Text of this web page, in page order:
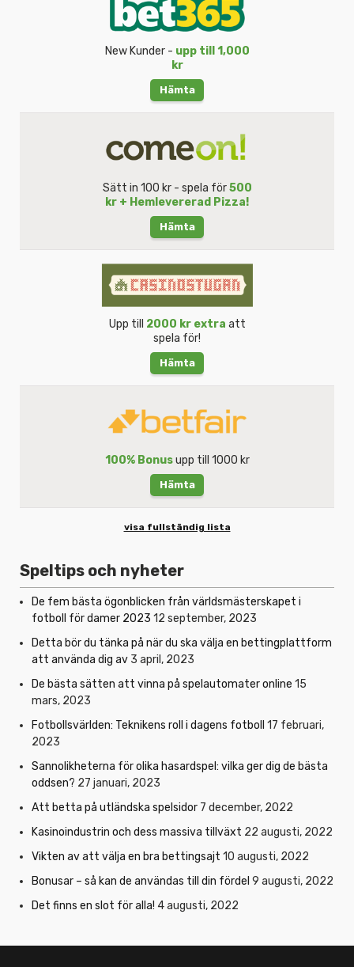
New Kunder - upp till 1,000
kr
Hämta
Sätt in 100 kr - spela för500
kr + Hemlevererad Pizza!
Hämta
Upp till 2000 kr extra att
spela för!
Hämta
100% Bonusupp till 1000 kr
Hämta
visa fullständig lista
Speltips och nyheter
De fem bästa ögonblicken från världsmästerskapet i
fotboll för damer 2023 12 september, 2023
Detta bör du tänka på när du ska välja en bettingplattform
att använda dig av 3 april, 2023
De bästa sätten att vinna på spelautomater online 15
mars, 2023
Fotbollsvärlden: Teknikens roll i dagens fotboll 17 februari,
2023
Sannolikheterna för olika hasardspel: vilka ger dig de bästa
oddsen? 27 januari, 2023
Att betta på utländska spelsidor 7 december, 2022
Kasinoindustrin och dess massiva tillväxt 22 augusti, 2022
Vikten av att välja en bra bettingsajt 10 augusti, 2022
Bonusar – så kan de användas till din fördel 9 augusti, 2022
Det finns en slot för alla! 4 augusti, 2022